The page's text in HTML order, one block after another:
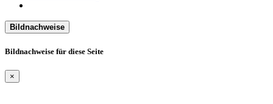
Bildnachweise
Bildnachweise für diese Seite
×